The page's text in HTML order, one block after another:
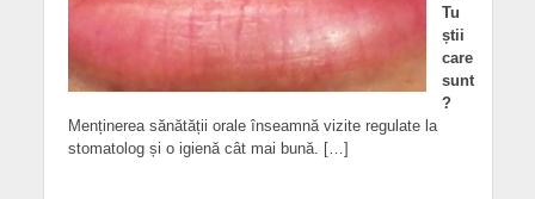
Tu
știi
care
sunt
?
Menținerea sănătății orale înseamnă vizite regulate la
stomatolog și o igienă cât mai bună. […]